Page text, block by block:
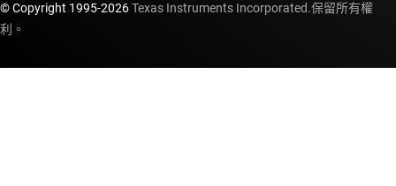
© Copyright 1995-2026Texas Instruments Incorporated.保留所有權
利。